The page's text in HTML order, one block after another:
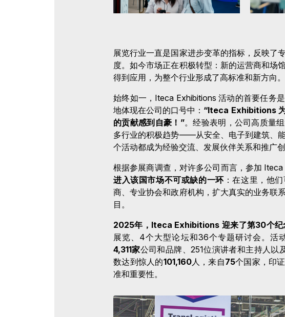
展览行业一直是国家进步变革的指标，反映了
度。如今市场正在积极转型：新的运营商和场
得到应用，为整个行业形成了高标准和新方向。
始终如一，Iteca Exhibitions 活动的首要任务
地体现在公司的口号中： “Iteca Exhibitions
的贡献感到自豪！”。经验表明，公司高质量
多行业的积极趋势——从安全、电子到建筑、
个活动都成为经验交流、发展伙伴关系和推广创
根据参展商调查，对许多公司而言，参加
进入该国市场不可或缺的一环：在这里，他
商、专业协会和政府机构，扩大真实的业务联
目。
2025年，Iteca Exhibitions 迎来了第30个纪
展览、4个大型论坛和36个专题研讨会。活
4,311家公司和品牌、251位演讲者和主持人以
数达到惊人的101,160人，来自75个国家，印
准和重要性。